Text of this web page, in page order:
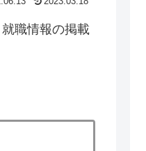
職情報の掲載